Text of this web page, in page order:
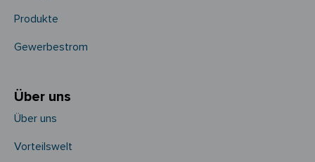
Produkte
Gewerbestrom
Über uns
Über uns
Vorteilswelt